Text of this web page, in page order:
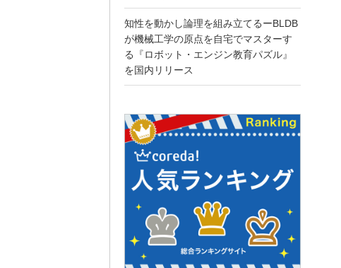
知性を動かし論理を組み立てるーBLDB
が機械工学の原点を自宅でマスターす
る『ロボット・エンジン教育パズル』
を国内リリース